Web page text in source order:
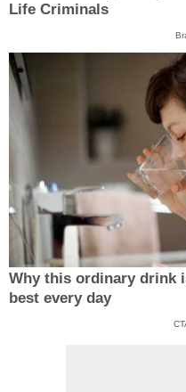
Life Criminals
Why this ordinary drink
best every day